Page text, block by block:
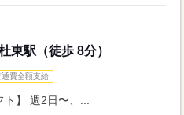
東駅（徒歩 8分）
通費全額支給
ト】 週2日〜、...